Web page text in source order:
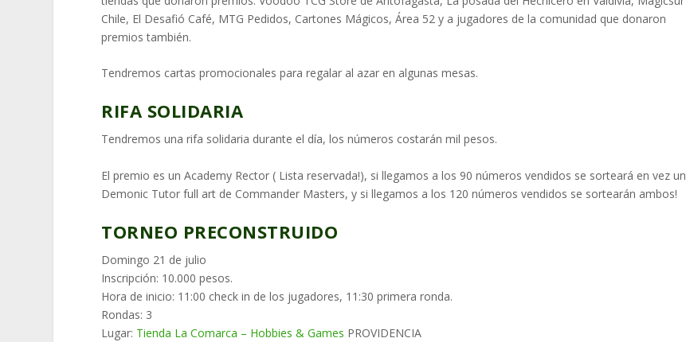
Chile, El Desafió Café, MTG Pedidos, Cartones Mágicos, Área 52 y a jugadores de la comunidad que donaron
premios también.
Tendremos cartas promocionales para regalar al azar en algunas mesas.
RIFA SOLIDARIA
Tendremos una rifa solidaria durante el día, los números costarán mil pesos.
El premio es un Academy Rector ( Lista reservada!), si llegamos a los 90 números vendidos se sorteará en vez un
Demonic Tutor full art de Commander Masters, y si llegamos a los 120 números vendidos se sortearán ambos!
TORNEO PRECONSTRUIDO
Domingo 21 de julio
Inscripción: 10.000 pesos.
Hora de inicio: 11:00 check in de los jugadores, 11:30 primera ronda.
Rondas: 3
Lugar: Tienda La Comarca – Hobbies & Games PROVIDENCIA